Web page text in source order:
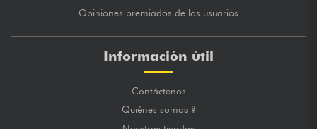
Opiniones premiados de los usuarios
Información útil
Contáctenos
Quiénes somos ?